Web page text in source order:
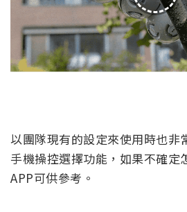
以團隊現有的設定來使用時也非
手機操控選擇功能，如果不確定
APP可供參考。